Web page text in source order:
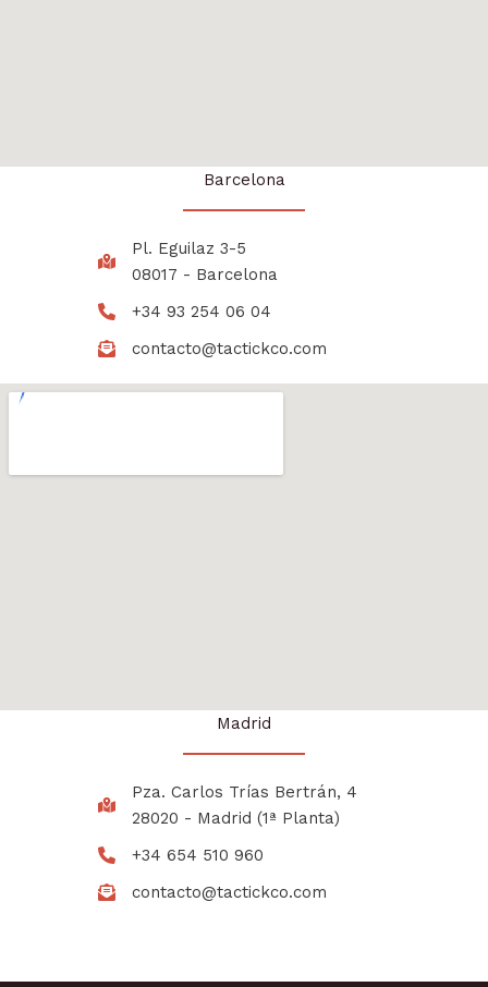
Barcelona
Pl. Eguilaz 3-5
08017 - Barcelona
+34 93 254 06 04
contacto@tactickco.com
Madrid
Pza. Carlos Trías Bertrán, 4
28020 - Madrid (1ª Planta)
+34 654 510 960
contacto@tactickco.com